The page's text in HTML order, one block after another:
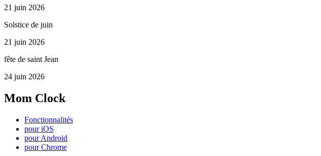
21 juin 2026
Solstice de juin
21 juin 2026
fête de saint Jean
24 juin 2026
Mom Clock
Fonctionnalités
pour iOS
pour Android
pour Chrome